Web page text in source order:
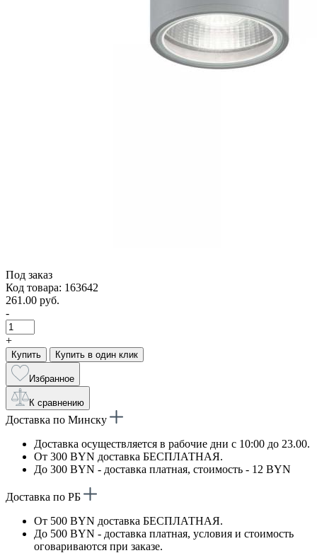
Под заказ
Код товара: 163642
261.00 руб.
-
+
Купить Купить в один клик
Избранное
К сравнению
Доставка по Минску
Доставка осуществляется в рабочие дни с 10:00 до 23.00.
От 300 BYN доставка БЕСПЛАТНАЯ.
До 300 BYN - доставка платная, стоимость - 12 BYN
Доставка по РБ
От 500 BYN доставка БЕСПЛАТНАЯ.
До 500 BYN - доставка платная, условия и стоимость
оговариваются при заказе.